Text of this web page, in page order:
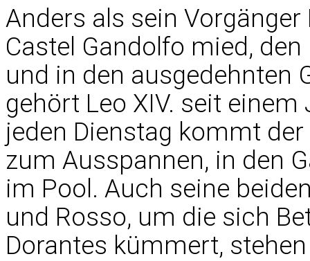
Anders als sein
Castel Gandolfo mied,
und in den ausgedehnten
gehört Leo XIV. seit
jeden Dienstag kommt
zum Ausspannen, in den
im Pool. Auch seine
und Rosso, um die sich
Dorantes kümmert,